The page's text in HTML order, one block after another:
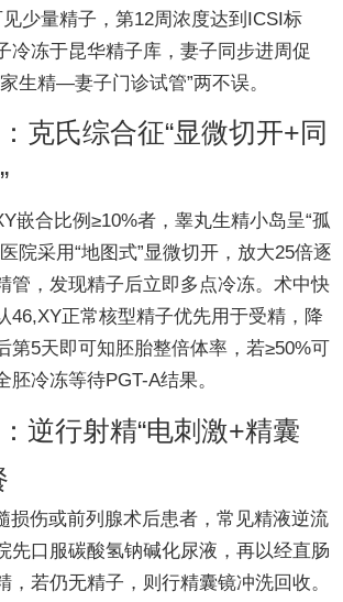
少量精子，第12周浓度达到ICSI标
冷冻于昆华精子库，妻子同步进周促
生精—妻子门诊试管”两不误。
克氏综合征“显微切开+同
嵌合比例≥10%者，睾丸生精小岛呈“孤
院采用“地图式”显微切开，放大25倍逐
管，发现精子后立即多点冷冻。术中快
46,XY正常核型精子优先用于受精，降
第5天即可知胚胎整倍体率，若≥50%可
胚冷冻等待PGT-A结果。
逆行射精“电刺激+精囊
损伤或前列腺术后患者，常见精液逆流
先口服碳酸氢钠碱化尿液，再以经直肠
，若仍无精子，则行精囊镜冲洗回收。